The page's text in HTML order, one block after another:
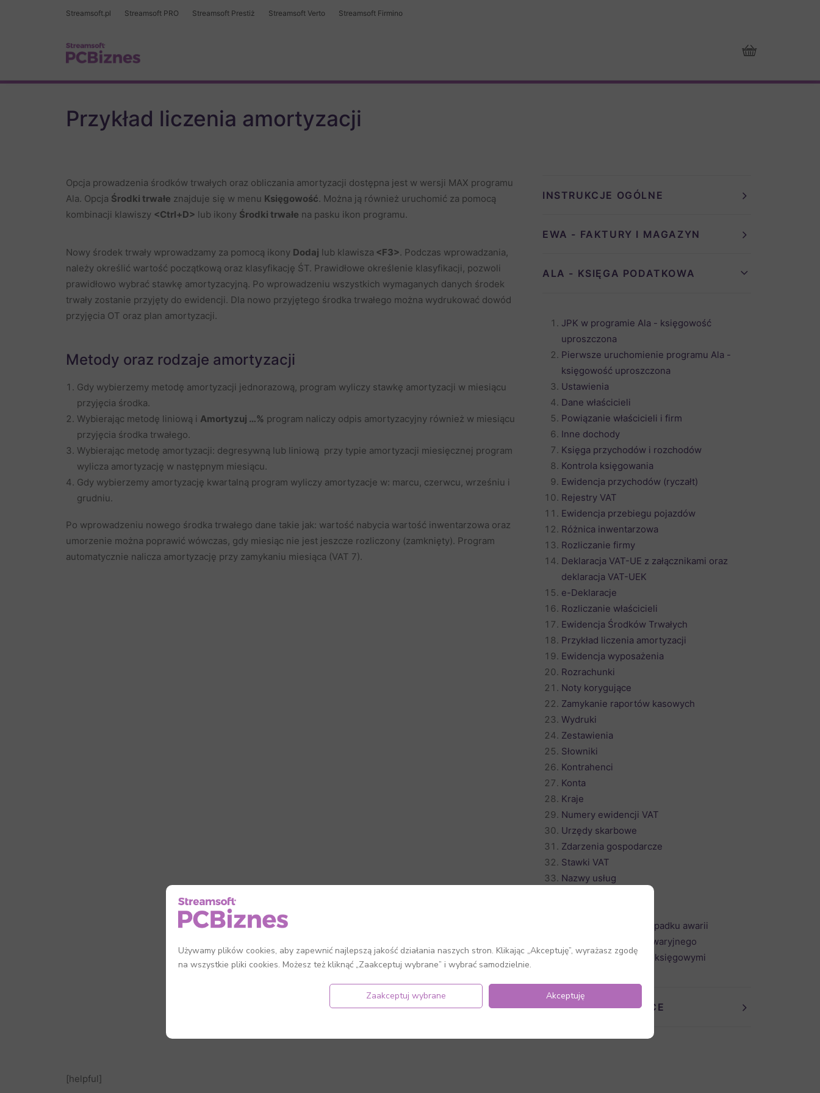
Streamsoft.pl Streamsoft PRO Streamsoft Prestiż Streamsoft Verto Streamsoft Firmino
Przykład liczenia amortyzacji
Opcja prowadzenia środków trwałych oraz obliczania amortyzacji dostępna jest w wersji MAX programu
Ala. Opcja Środki trwałe znajduje się w menu Księgowość. Można ją również uruchomić za pomocą
kombinacji klawiszy <Ctrl+D> lub ikony Środki trwałe na pasku ikon programu.
Nowy środek trwały wprowadzamy za pomocą ikony Dodaj lub klawisza <F3>. Podczas wprowadzania,
należy określić wartość początkową oraz klasyfikację ŚT. Prawidłowe określenie klasyfikacji, pozwoli
prawidłowo wybrać stawkę amortyzacyjną. Po wprowadzeniu wszystkich wymaganych danych środek
trwały zostanie przyjęty do ewidencji. Dla nowo przyjętego środka trwałego można wydrukować dowód
przyjęcia OT oraz plan amortyzacji.
Metody oraz rodzaje amortyzacji
Gdy wybierzemy metodę amortyzacji jednorazową, program wyliczy stawkę amortyzacji w miesiącu
przyjęcia środka.
Wybierając metodę liniową i Amortyzuj …% program naliczy odpis amortyzacyjny również w miesiącu
przyjęcia środka trwałego.
Wybierając metodę amortyzacji: degresywną lub liniową przy typie amortyzacji miesięcznej program
wylicza amortyzację w następnym miesiącu.
Gdy wybierzemy amortyzację kwartalną program wyliczy amortyzacje w: marcu, czerwcu, wrześniu i
grudniu.
Po wprowadzeniu nowego środka trwałego dane takie jak: wartość nabycia wartość inwentarzowa oraz
umorzenie można poprawić wówczas, gdy miesiąc nie jest jeszcze rozliczony (zamknięty). Program
automatycznie nalicza amortyzację przy zamykaniu miesiąca (VAT 7).
INSTRUKCJE OGÓLNE
EWA - FAKTURY I MAGAZYN
ALA - KSIĘGA PODATKOWA
JPK w programie Ala - księgowość
uproszczona
Pierwsze uruchomienie programu Ala -
księgowość uproszczona
Ustawienia
Dane właścicieli
Powiązanie właścicieli i firm
Inne dochody
Księga przychodów i rozchodów
Kontrola księgowania
Ewidencja przychodów (ryczałt)
Rejestry VAT
Ewidencja przebiegu pojazdów
Różnica inwentarzowa
Rozliczanie firmy
Deklaracja VAT-UE z załącznikami oraz
deklaracja VAT-UEK
e-Deklaracje
Rozliczanie właścicieli
Ewidencja Środków Trwałych
Przykład liczenia amortyzacji
Ewidencja wyposażenia
Rozrachunki
Noty korygujące
Zamykanie raportów kasowych
Wydruki
Zestawienia
Słowniki
Kontrahenci
Konta
Kraje
Numery ewidencji VAT
Urzędy skarbowe
Zdarzenia gospodarcze
Stawki VAT
Nazwy usług
Postępowanie w przypadku awarii
Korzystanie z trybu awaryjnego
Opis plików z danymi księgowymi
AGA - KADRY I PŁACE
[helpful]
Używamy plików cookies, aby zapewnić najlepszą jakość działania naszych stron. Klikając „Akceptuję”, wyrażasz zgodę
na wszystkie pliki cookies. Możesz też kliknąć „Zaakceptuj wybrane” i wybrać samodzielnie.
Zaakceptuj wybrane Akceptuję